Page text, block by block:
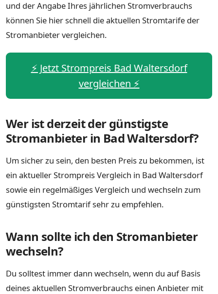
und der Angabe Ihres jährlichen Stromverbrauchs
können Sie hier schnell die aktuellen Stromtarife der
Stromanbieter vergleichen.
⚡️ Jetzt Strompreis Bad Waltersdorf
vergleichen ⚡️
Wer ist derzeit der günstigste
Stromanbieter in Bad Waltersdorf?
Um sicher zu sein, den besten Preis zu bekommen, ist
ein aktueller Strompreis Vergleich in Bad Waltersdorf
sowie ein regelmäßiges Vergleich und wechseln zum
günstigsten Stromtarif sehr zu empfehlen.
Wann sollte ich den Stromanbieter
wechseln?
Du solltest immer dann wechseln, wenn du auf Basis
deines aktuellen Stromverbrauchs einen Anbieter mit